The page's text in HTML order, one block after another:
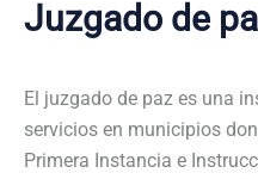
Juzgado de
El juzgado de paz es una
servicios en municipios
Primera Instancia e